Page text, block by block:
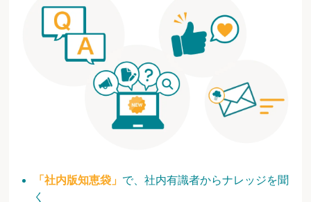
「社内版知恵袋」 で、社内有識者からナレッジを聞
く